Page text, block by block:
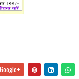
Google+